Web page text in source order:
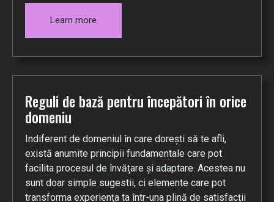
Learn more
Reguli de bază pentru începători în orice
domeniu
Indiferent de domeniul în care dorești să te afli,
există anumite principii fundamentale care pot
facilita procesul de învățare și adaptare. Acestea nu
sunt doar simple sugestii, ci elemente care pot
transforma experiența ta într-una plină de satisfacții